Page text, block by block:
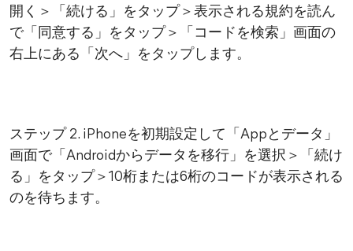
開く＞「続ける」をタップ＞表示される規約を読ん
で「同意する」をタップ＞「コードを検索」画面の
右上にある「次へ」をタップします。
ステップ 2. iPhoneを初期設定して「Appとデータ」
画面で「Androidからデータを移行」を選択＞「続け
る」をタップ＞10桁または6桁のコードが表示される
のを待ちます。